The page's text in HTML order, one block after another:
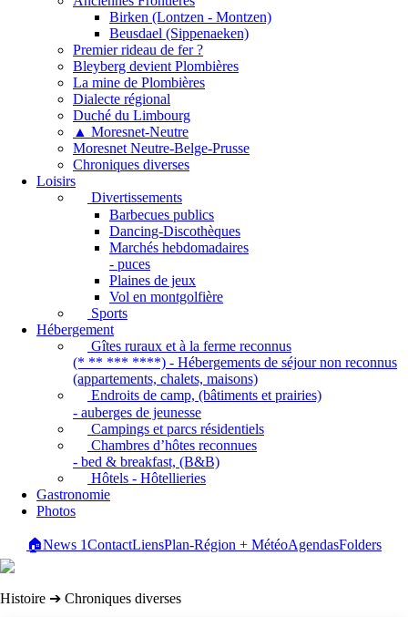
Birken (Lontzen - Montzen)
Beusdael (Sippenaeken)
Premier rideau de fer ?
Bleyberg devient Plombières
La mine de Plombières
Dialecte régional
Duché du Limbourg
▲ Moresnet-Neutre
Moresnet Neutre-Belge-Prusse
Chroniques diverses
Loisirs
Divertissements
Barbecues publics
Dancing-Discothèques
Marchés hebdomadaires
- puces
Plaines de jeux
Vol en montgolfière
Sports
Hébergement
Gîtes ruraux et à la ferme reconnus
(* ** *** ****) - Hébergements de séjour non reconnus
(appartements, chalets, maisons)
Endroits de camp, (bâtiments et prairies)
- auberges de jeunesse
Campings et parcs résidentiels
Chambres d’hôtes reconnues
- bed & breakfast, (B&B)
Hôtels - Hôtellieries
Gastronomie
Photos
🏠News 1ContactLiensPlan-Région + MétéoAgendasFolders
Histoire ➔ Chroniques diverses